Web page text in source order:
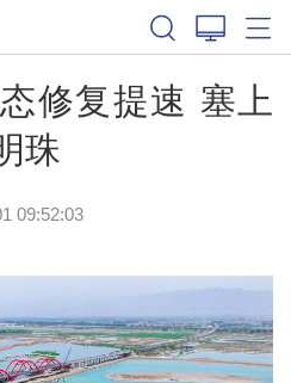
修复提速 塞上
珠
09:52:03